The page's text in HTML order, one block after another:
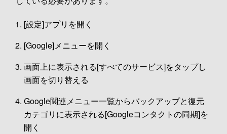
[設定]アプリを開く
[Google]メニューを開く
画面上に表示される[すべてのサービス]をタップし
画面を切り替える
Google関連メニュー一覧からバックアップと復元
カテゴリに表示される[Googleコンタクトの同期]を
開く